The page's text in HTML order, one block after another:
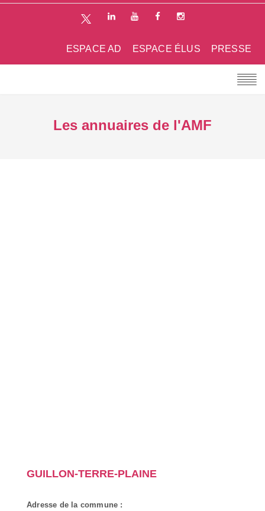
PRESSE
ESPACE ÉLUS
ESPACE AD
Les annuaires de l'AMF
GUILLON-TERRE-PLAINE
Adresse de la commune :